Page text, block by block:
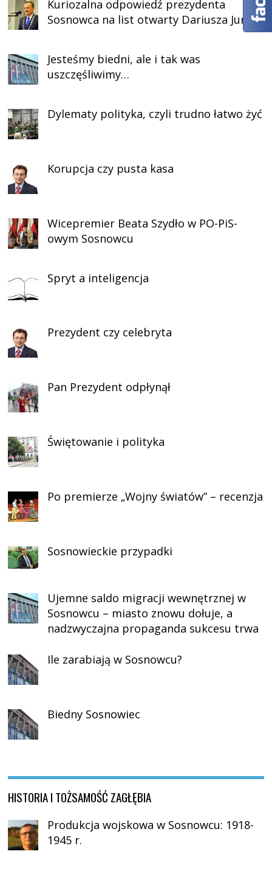
Kuriozalna odpowiedź prezydenta
Sosnowca na list otwarty Dariusza Jurka
Jesteśmy biedni, ale i tak was
uszczęśliwimy…
Dylematy polityka, czyli trudno łatwo żyć
Korupcja czy pusta kasa
Wicepremier Beata Szydło w PO-PiS-
owym Sosnowcu
Spryt a inteligencja
Prezydent czy celebryta
Pan Prezydent odpłynął
Świętowanie i polityka
Po premierze „Wojny światów” – recenzja
Sosnowieckie przypadki
Ujemne saldo migracji wewnętrznej w
Sosnowcu – miasto znowu dołuje, a
nadzwyczajna propaganda sukcesu trwa
Ile zarabiają w Sosnowcu?
Biedny Sosnowiec
HISTORIA I TOŻSAMOŚĆ ZAGŁĘBIA
Produkcja wojskowa w Sosnowcu: 1918-
1945 r.